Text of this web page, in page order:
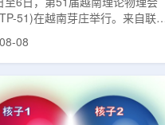
物理会议
至6日，第51届越南理论物理会
51)在越南芽庄举行。来自联
国、印度、中国、巴基斯坦、俄
台湾、菲律宾和日本等国家和地
余名学者开展交流。本届会议议
高能物理、核物理、凝聚态物理
08